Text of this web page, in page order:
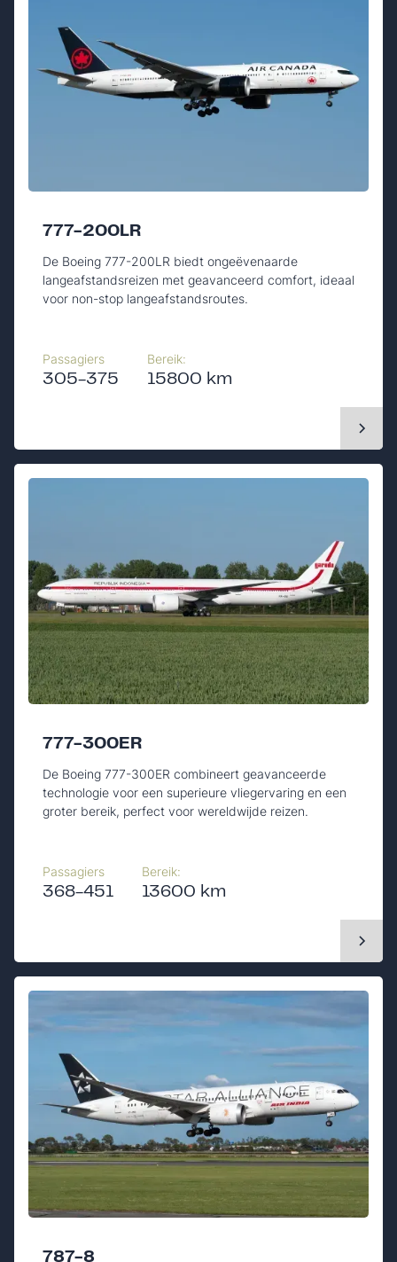
777-200LR
De Boeing 777-200LR biedt ongeëvenaarde
langeafstandsreizen met geavanceerd comfort, ideaal
voor non-stop langeafstandsroutes.
Passagiers
305-375
Bereik:
15800 km
777-300ER
De Boeing 777-300ER combineert geavanceerde
technologie voor een superieure vliegervaring en een
groter bereik, perfect voor wereldwijde reizen.
Passagiers
368-451
Bereik:
13600 km
787-8